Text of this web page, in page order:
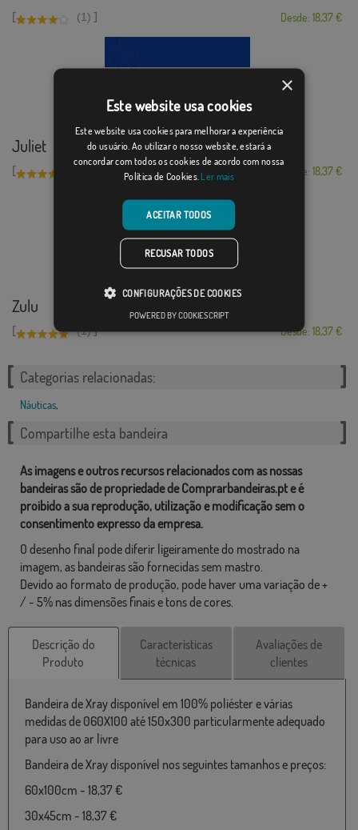
[ (1) ] Desde: 18,37 €
Juliet
[ Desde: 18,37 €
Zulu
[ (1)] Desde: 18,37 €
Categorias relacionadas:
Náuticas,
Compartilhe esta bandeira
As imagens e outros recursos relacionados com as nossas
bandeiras são de propriedade de Comprarbandeiras.pt e é
proibido a sua reprodução, utilização e modificação sem o
consentimento expresso da empresa.
O desenho final pode diferir ligeiramente do mostrado na
imagem, as bandeiras são fornecidas sem mastro.
Devido ao formato de produção, pode haver uma variação de +
/ - 5% nas dimensões finais e tons de cores.
Descrição do
Produto
Características
técnicas
Avaliações de
clientes
Bandeira de Xray disponível em 100% poliéster e várias
medidas de 060X100 até 150x300 particularmente adequado
para uso ao ar livre
Bandeira de Xray disponível nos seguintes tamanhos e preços:
60x100cm - 18,37 €
30x45cm - 18,37 €
×
Este website usa cookies
Este website usa cookies para melhorar a experiência
do usuário. Ao utilizar o nosso website, estará a
concordar com todos os cookies de acordo com nossa
Política de Cookies. Ler mais
ACEITAR TODOS
RECUSAR TODOS
CONFIGURAÇÕES DE COOKIES
POWERED BY COOKIESCRIPT